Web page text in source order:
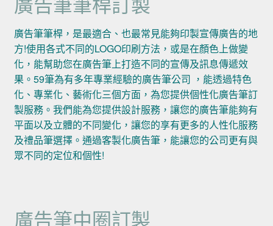
廣告筆筆桿，是最適合、也最常見能夠印製宣傳廣告的地
方!使用各式不同的LOGO印刷方法，或是在顏色上做變
化，能幫助您在廣告筆上打造不同的宣傳及訊息傳遞效
果。59筆為有多年專業經驗的廣告筆公司 ，能透過特色
化、專業化、藝術化三個方面，為您提供個性化廣告筆訂
製服務。我們能為您提供設計服務，讓您的廣告筆能夠有
平面以及立體的不同變化，讓您的享有更多的人性化服務
及禮品筆選擇。通過客製化廣告筆，能讓您的公司更有與
眾不同的定位和個性!
廣告筆中圈訂製